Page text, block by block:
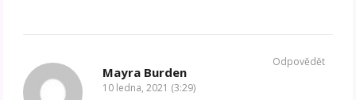
Mayra Burden
10 ledna, 2021 (3:29)
Odpovědět